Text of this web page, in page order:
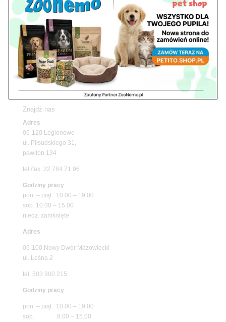
Znajdź nas
Adres
05-120 Legionowo
ul. Piłsudskiego 31,
pawilon 134
tel./fax. 22 784 71 96
Godziny pracy
pon. – piąt. 10.00 – 19.00
sob. 10.00 – 15.00
niedz. zamknięte
Adres
05-100 Nowy Dwór Mazowiecki
ul. Leśna 2
tel. 503 900 215
Godziny pracy
pon. – piąt. 10.00 – 19.00
sob. 8.00 – 15.00